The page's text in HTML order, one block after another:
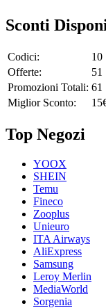
Sconti
Codici:
10
Offerte:
51
Promozioni Totali: 61
Miglior Sconto:
Top Negozi
YOOX
SHEIN
Temu
Fineco
Zooplus
Unieuro
ITA Airways
AliExpress
Samsung
Leroy Merlin
MediaWorld
Sorgenia